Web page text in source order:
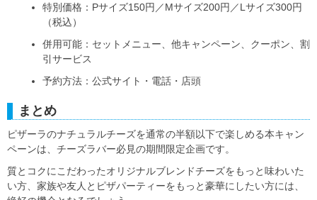
特別価格：Pサイズ150円／Mサイズ200円／Lサイズ300円
（税込）
併用可能：セットメニュー、他キャンペーン、クーポン、割
引サービス
予約方法：公式サイト・電話・店頭
まとめ
ピザーラのナチュラルチーズを通常の半額以下で楽しめる本キャン
ペーンは、チーズラバー必見の期間限定企画です。
質とコクにこだわったオリジナルブレンドチーズをもっと味わいた
い方、家族や友人とピザパーティーをもっと豪華にしたい方には、